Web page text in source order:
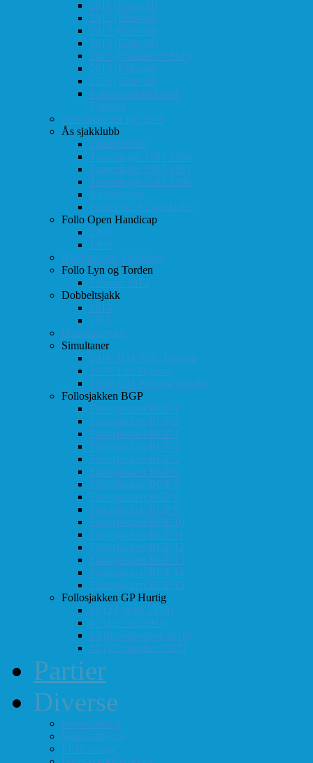
2011 (Eidsvoll)
2012 (Eidsvoll)
2013 (Eidsvoll)
2014 (Eidsvoll)
2014 (Rokaden/NSSF)
2015 (Eidsvoll)
2016 (Eidsvoll)
Kamp-statistikk mot
Eidsvoll
NM-finale for lag 1998
Ås sjakklubb
Totaloversikt
Turneringer 1981-1986
Turneringer 1987-1991
Turneringer 1992-1996
Klubbaviser
Partier fra Ås sjakklubb
Follo Open Handicap
2001
1999
Klubbavisen Sjakkalen
Follo Lyn og Torden
Februar 2013
Dobbeltsjakk
2014
2015
Østlandsserien
Simultaner
2016: GM T. R. Hansen
1999: Leif Øgaard
1996: GM Predrag Nikolic
Follosjakken BGP
Follosjakken BGP 1
Follosjakken BGP 2
Follosjakken BGP 3
Follosjakken BGP 4
Follosjakken BGP 5
Follosjakken BGP 6
Follosjakken BGP 7
Follosjakken BGP 8
Follosjakken BGP 9
Follosjakken BGP 10
Follosjakken BGP 11
Follosjakken BGP 12
Follosjakken BGP 13
Follosjakken BGP 14
Follosjakken BGP 15
Follosjakken GP Hurtig
#1 (24. mars 2018)
#2 (19. mai 2018)
#3 (8. september 2018)
#4 (13. oktober 2018)
Partier
Diverse
Støtteordning
Sjakkrating.no
FIDE-rating